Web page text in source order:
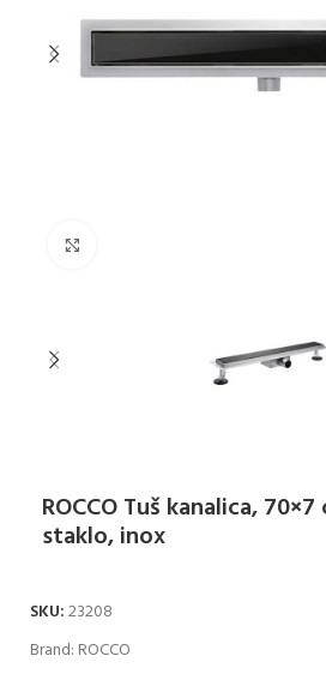
ROCCO Tuš kanalica,
staklo, inox
SKU:23208
Brand: ROCCO